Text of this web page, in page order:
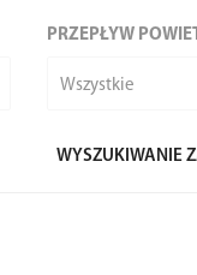
PRZEPŁYW
Wszystkie
WYSZUKIWANIE